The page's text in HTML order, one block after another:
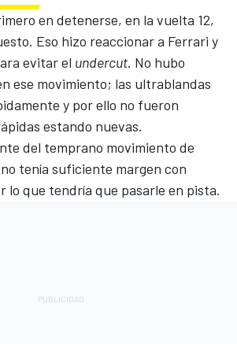
en detenerse, en la vuelta 12,
Eso hizo reaccionar a Ferrari y
evitar el undercut. No hubo
ese movimiento; las ultrablandas
y por ello no fueron
estando nuevas.
del temprano movimiento de
tenía suficiente margen con
lo que tendría que pasarle en pista.